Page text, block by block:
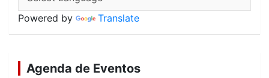
Powered by Translate
Agenda de Eventos